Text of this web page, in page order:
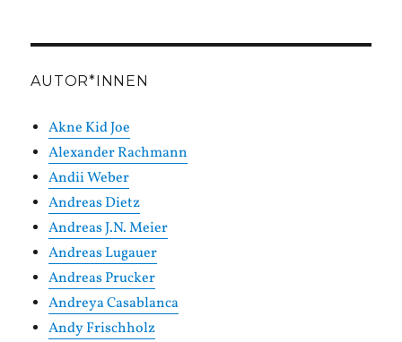
AUTOR*INNEN
Akne Kid Joe
Alexander Rachmann
Andii Weber
Andreas Dietz
Andreas J.N. Meier
Andreas Lugauer
Andreas Prucker
Andreya Casablanca
Andy Frischholz